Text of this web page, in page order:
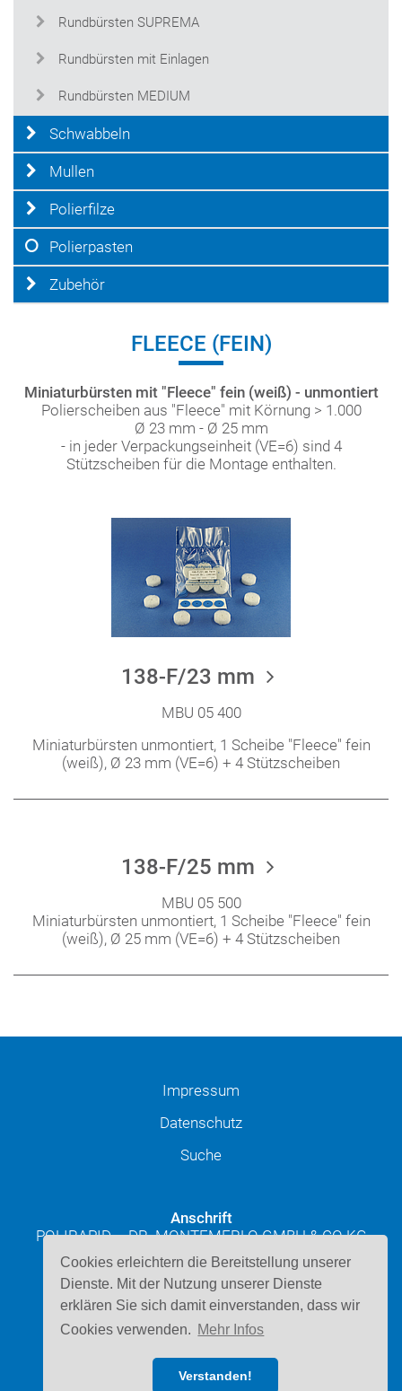
Cookies erleichtern die Bereitstellung unserer
Dienste. Mit der Nutzung unserer Dienste
erklären Sie sich damit einverstanden, dass wir
Cookies verwenden. Mehr Infos
Verstanden!
Rundbürsten SUPREMA
Rundbürsten mit Einlagen
Rundbürsten MEDIUM
Schwabbeln
Mullen
Polierfilze
Polierpasten
Zubehör
FLEECE (FEIN)
Miniaturbürsten mit "Fleece" fein (weiß) - unmontiert
Polierscheiben aus "Fleece" mit Körnung > 1.000
Ø 23 mm - Ø 25 mm
- in jeder Verpackungseinheit (VE=6) sind 4
Stützscheiben für die Montage enthalten.
138-F/23 mm
MBU 05 400
Miniaturbürsten unmontiert, 1 Scheibe "Fleece" fein
(weiß), Ø 23 mm (VE=6) + 4 Stützscheiben
138-F/25 mm
MBU 05 500
Miniaturbürsten unmontiert, 1 Scheibe "Fleece" fein
(weiß), Ø 25 mm (VE=6) + 4 Stützscheiben
Impressum
Datenschutz
Suche
Anschrift
POLIRAPID – DR. MONTEMERLO GMBH & CO KG
Josef-Schüttler-Straße 49
D-78224 Singen
Kontakt
Telefon: 07731 947220
E-Mail schreiben